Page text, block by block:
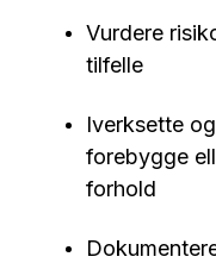
Vurdere
tilfelle
Iverksette
forebygge
forhold